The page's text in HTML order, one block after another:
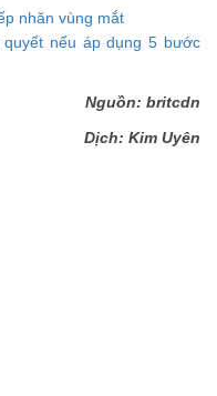
nhăn vùng mắt
nếu áp dụng 5 bước
Nguồn: britcdn
Dịch: Kim Uyên